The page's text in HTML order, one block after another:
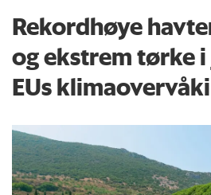
Rekordhøye
og ekstrem tørke
EUs